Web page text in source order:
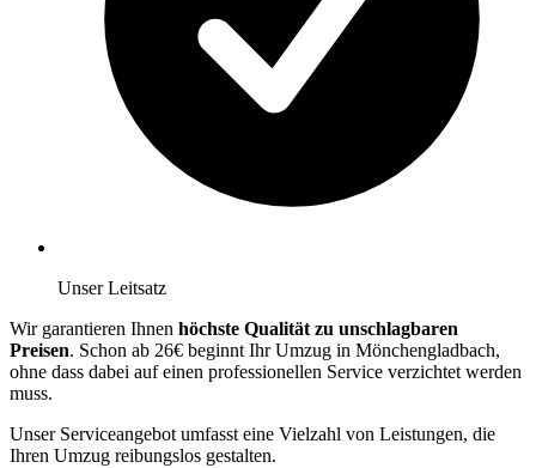
Unser Leitsatz
Wir garantieren Ihnen höchste Qualität zu unschlagbaren
Preisen. Schon ab 26€ beginnt Ihr Umzug in Mönchengladbach,
ohne dass dabei auf einen professionellen Service verzichtet werden
muss.
Unser Serviceangebot umfasst eine Vielzahl von Leistungen, die
Ihren Umzug reibungslos gestalten.